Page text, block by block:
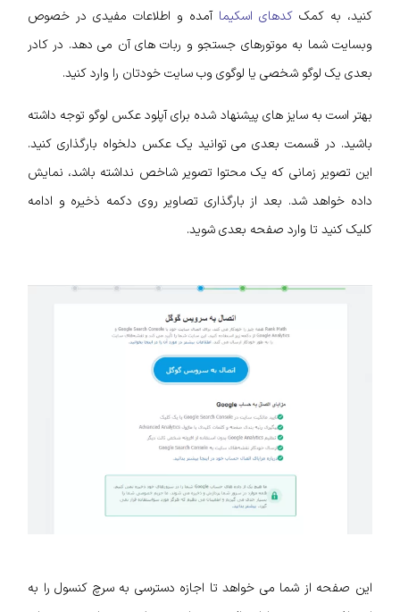
کنید، به کمک کدهای اسکیما آمده و اطلاعات مفیدی در خصوص
وبسایت شما به موتورهای جستجو و ربات های آن می دهد. در کادر
بعدی یک لوگو شخصی یا لوگوی وب سایت خودتان را وارد کنید.
بهتر است به سایز های پیشنهاد شده برای آپلود عکس لوگو توجه داشته
باشید. در قسمت بعدی می توانید یک عکس دلخواه بارگذاری کنید.
این تصویر زمانی که یک محتوا تصویر شاخص نداشته باشد، نمایش
داده خواهد شد. بعد از بارگذاری تصاویر روی دکمه ذخیره و ادامه
کلیک کنید تا وارد صفحه بعدی شوید.
این صفحه از شما می خواهد تا اجازه دسترسی به سرچ کنسول را به